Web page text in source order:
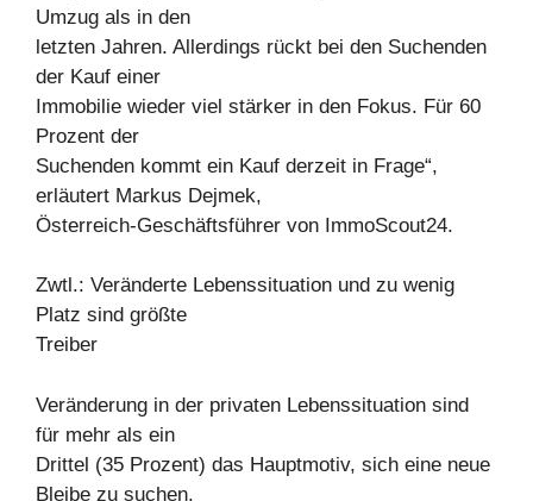
Umzug als in den
letzten Jahren. Allerdings rückt bei den Suchenden
der Kauf einer
Immobilie wieder viel stärker in den Fokus. Für 60
Prozent der
Suchenden kommt ein Kauf derzeit in Frage“,
erläutert Markus Dejmek,
Österreich-Geschäftsführer von ImmoScout24.
Zwtl.: Veränderte Lebenssituation und zu wenig
Platz sind größte
Treiber
Veränderung in der privaten Lebenssituation sind
für mehr als ein
Drittel (35 Prozent) das Hauptmotiv, sich eine neue
Bleibe zu suchen.